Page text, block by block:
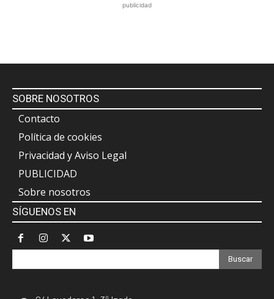
publicidad
SOBRE NOSOTROS
Contacto
Política de cookies
Privacidad y Aviso Legal
PUBLICIDAD
Sobre nosotros
SÍGUENOS EN
Buscar